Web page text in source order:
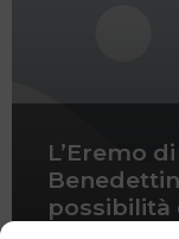
L’Eremo
possibilità